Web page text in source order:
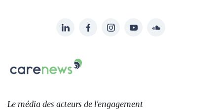
sur:
LinkedInFacebookInstagramYouTubeSoundcloud
Carenews,
Le
des
Le média des acteurs de l'engagement